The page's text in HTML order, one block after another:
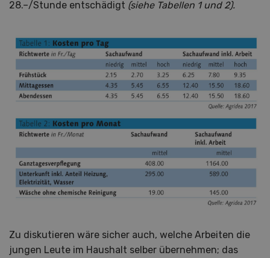
28.–/Stunde entschädigt (siehe Tabellen 1 und 2).
Zu diskutieren wäre sicher auch, welche Arbeiten die
jungen Leute im Haushalt selber übernehmen; das